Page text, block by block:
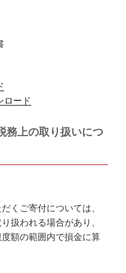
ロード
務上の取り扱いにつ
くご寄付については、
扱われる場合があり、
額の範囲内で損金に算